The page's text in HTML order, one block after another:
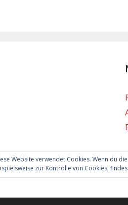
Website verwendet Cookies. Wenn du
zur Kontrolle von Cookies,